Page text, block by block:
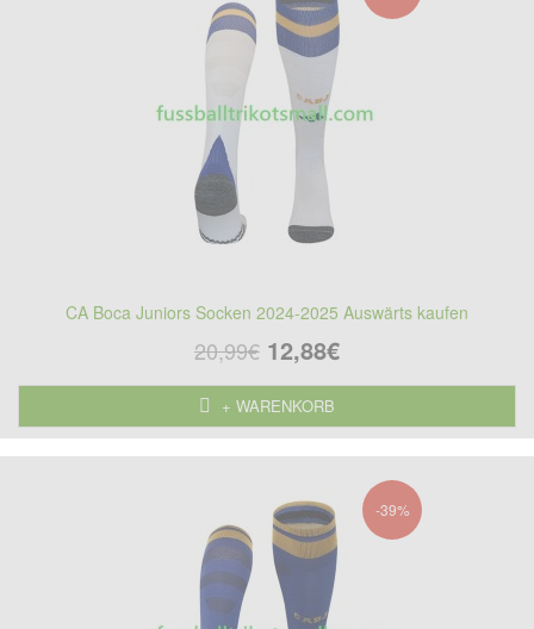
CA Boca Juniors Socken 2024-2025 Auswärts kaufen
20,99€ 12,88€
+ WARENKORB
-39%